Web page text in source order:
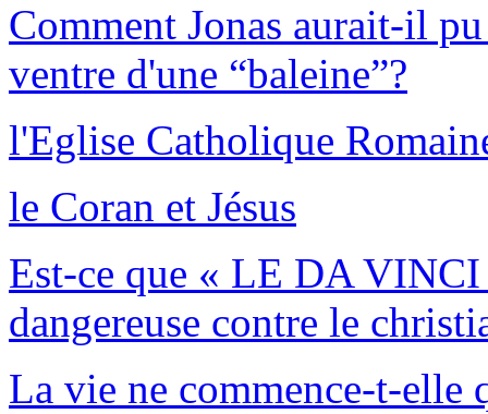
Comment Jonas aurait-il
ventre d'une “baleine”?
l'Eglise Catholique
le Coran et Jésus
Est-ce que « LE DA VINCI
dangereuse contre le
La vie ne commence-t-elle